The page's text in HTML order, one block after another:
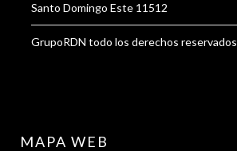
Santo Domingo Este 11512
GrupoRDN todo los derechos reservados
MAPA WEB